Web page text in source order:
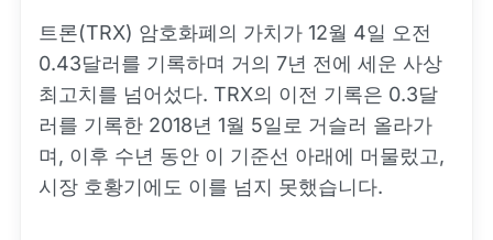
트론(TRX) 암호화폐의 가치가 12월 4일 오전
0.43달러를 기록하며 거의 7년 전에 세운 사상
최고치를 넘어섰다. TRX의 이전 기록은 0.3달
러를 기록한 2018년 1월 5일로 거슬러 올라가
며, 이후 수년 동안 이 기준선 아래에 머물렀고,
시장 호황기에도 이를 넘지 못했습니다.